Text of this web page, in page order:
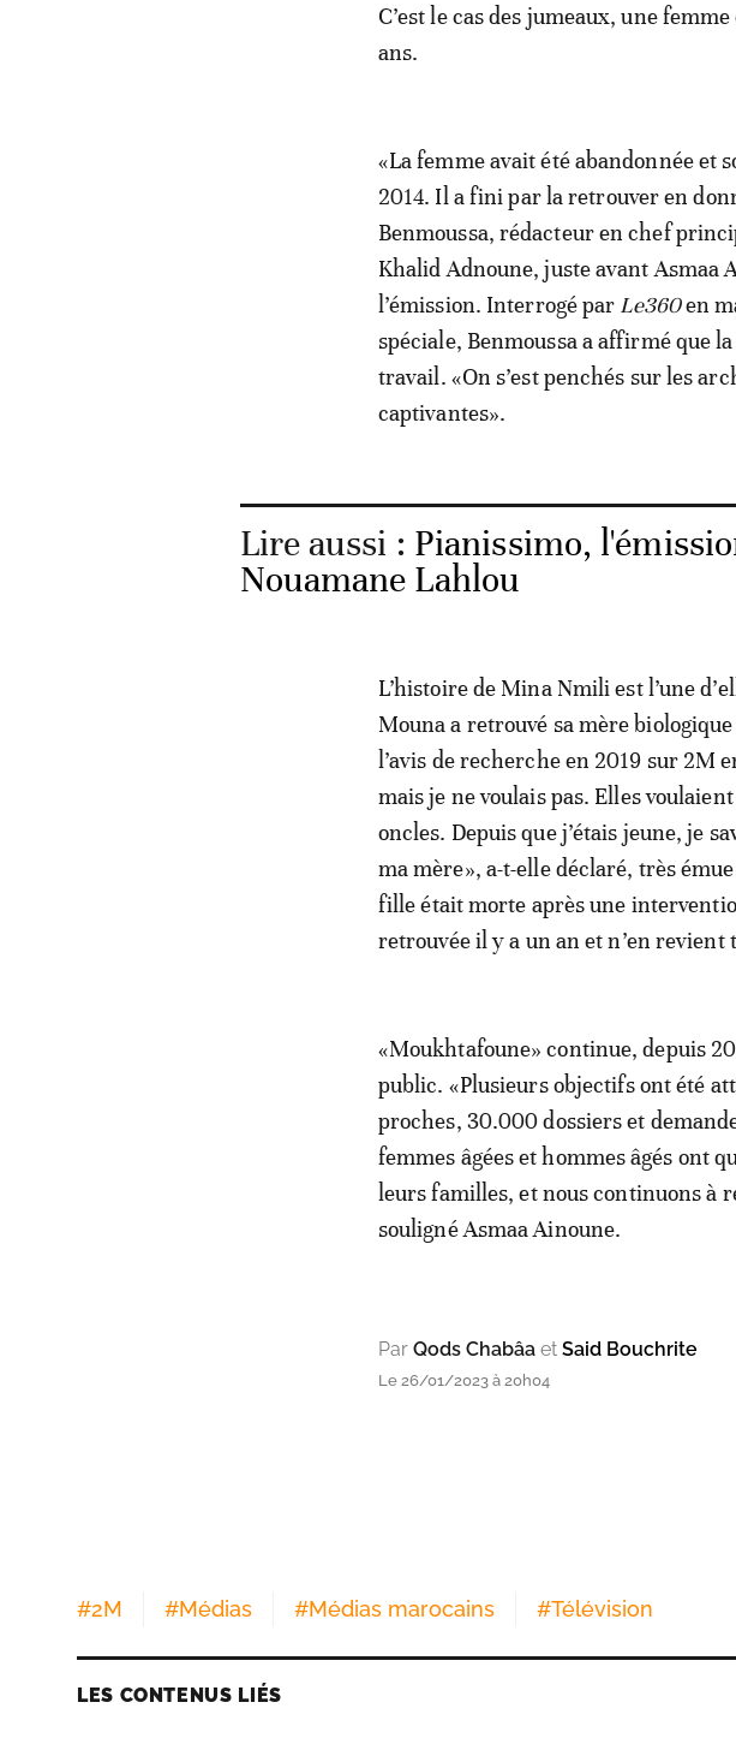
C’est le cas des jumeaux, une
ans.
«La femme avait été abandonnée et
2014. Il a fini par la retrouver en
Benmoussa, rédacteur en chef
Khalid Adnoune, juste avant Asmaa
l’émission. Interrogé par Le360en
spéciale, Benmoussa a affirmé que
travail. «On s’est penchés sur les
captivantes».
Lire aussi : Pianissimo,
Nouamane Lahlou
L’histoire de Mina Nmili est l’une
Mouna a retrouvé sa mère
l’avis de recherche en 2019 sur 2M
mais je ne voulais pas. Elles
oncles. Depuis que j’étais jeune, je
ma mère», a-t-elle déclaré, très
fille était morte après une
retrouvée il y a un an et n’en revient
«Moukhtafoune» continue, depuis
public. «Plusieurs objectifs ont été
proches, 30.000 dossiers et
femmes âgées et hommes âgés ont
leurs familles, et nous continuons à
souligné Asmaa Ainoune.
Par Qods Chabâa et Said Bouchrite
Le 26/01/2023 à 20h04
#2M #Médias #Médias marocains #Télévision
LES CONTENUS LIÉS